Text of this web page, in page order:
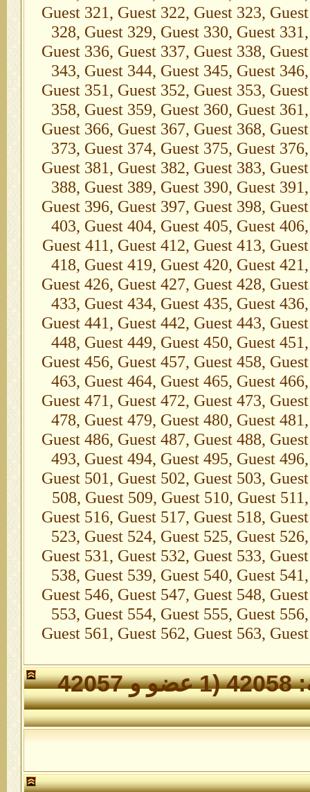
Guest 321, Guest 322, Guest 323,
328, Guest 329, Guest 330, Guest
Guest 336, Guest 337, Guest 338,
343, Guest 344, Guest 345, Guest
Guest 351, Guest 352, Guest 353,
358, Guest 359, Guest 360, Guest
Guest 366, Guest 367, Guest 368,
373, Guest 374, Guest 375, Guest
Guest 381, Guest 382, Guest 383,
388, Guest 389, Guest 390, Guest
Guest 396, Guest 397, Guest 398,
403, Guest 404, Guest 405, Guest
Guest 411, Guest 412, Guest 413,
418, Guest 419, Guest 420, Guest
Guest 426, Guest 427, Guest 428,
433, Guest 434, Guest 435, Guest
Guest 441, Guest 442, Guest 443,
448, Guest 449, Guest 450, Guest
Guest 456, Guest 457, Guest 458,
463, Guest 464, Guest 465, Guest
Guest 471, Guest 472, Guest 473,
478, Guest 479, Guest 480, Guest
Guest 486, Guest 487, Guest 488,
493, Guest 494, Guest 495, Guest
Guest 501, Guest 502, Guest 503,
508, Guest 509, Guest 510, Guest
Guest 516, Guest 517, Guest 518,
523, Guest 524, Guest 525, Guest
Guest 531, Guest 532, Guest 533,
538, Guest 539, Guest 540, Guest
Guest 546, Guest 547, Guest 548,
553, Guest 554, Guest 555, Guest
Guest 561, Guest 562, Guest 563,
الأعضاء الذين تواجدوا خلال 24 ساعة: 42058 (1 عضو و 42057